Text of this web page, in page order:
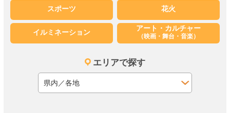
スポーツ 花火
イルミネーション アート・カルチャー
（映画・舞台・音楽）
エリアで探す